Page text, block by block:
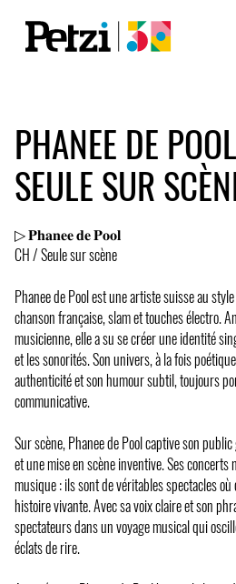
PHANEE DE
SEULE SUR
▷ 𝐏𝐡𝐚𝐧𝐞𝐞 𝐝𝐞 𝐏𝐨𝐨𝐥
CH / Seule sur scène
Phanee de Pool est une artiste suisse au
chanson française, slam et touches électro.
musicienne, elle a su se créer une identité
et les sonorités. Son univers, à la fois
authenticité et son humour subtil, toujours
communicative.
Sur scène, Phanee de Pool captive son
et une mise en scène inventive. Ses concerts
musique : ils sont de véritables spectacles
histoire vivante. Avec sa voix claire et son
spectateurs dans un voyage musical qui
éclats de rire.